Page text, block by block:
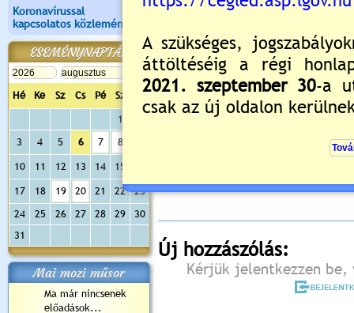
Koronavírussal
kapcsolatos közlemények
ESEMÉNYNAPTÁR
Hé Ke Sz Cs Pé Sz
Va
1
3
4 5 6 7 8
10 11 12 13 14 15
17 18 19 20 21 22
23
24
25 26 27 28 29
30
31
Mai mozi műsor
Ma már nincsenek
előadások...
Új hozzászólás:
Kérjük jelentkezzen be,